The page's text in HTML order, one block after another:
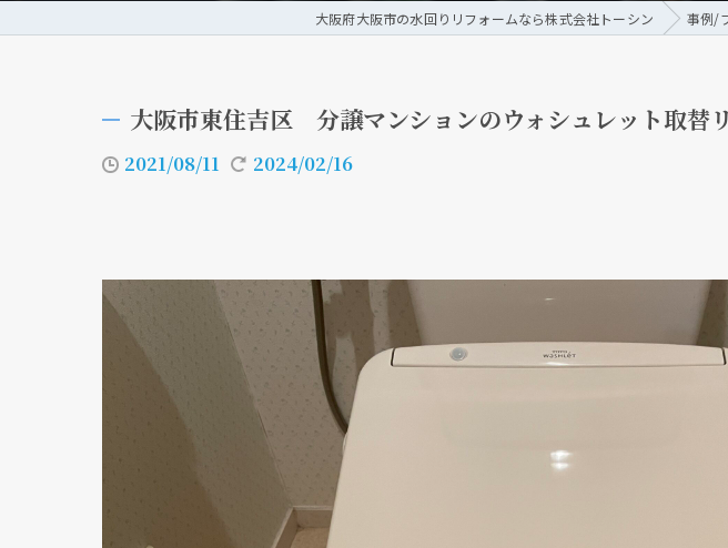
大阪府大阪市の水回りリフォームなら株式会社トーシン 事例/
大阪市東住吉区 分譲マンションのウォシュレット取
2021/08/11 2024/02/16